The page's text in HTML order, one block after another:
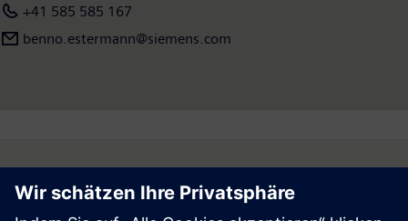
+41 585 585 167
benno.estermann@siemens.com
Follow